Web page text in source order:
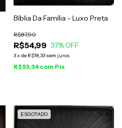
Bíblia Da Família - Luxo Preta
R$54,99
R$87,90
37% OFF
3x de R$18,33 sem juros
R$53,34 com Pix
1 /4
ESGOTADO